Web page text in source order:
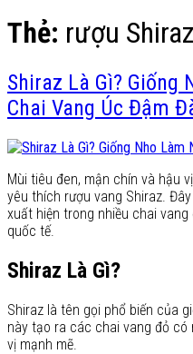
Thẻ: rượu Shiraz
Shiraz Là Gì? Giống
Chai Vang Úc Đậm
Mùi tiêu đen, mận chín và hậu
yêu thích rượu vang Shiraz.
xuất hiện trong nhiều chai
quốc tế.
Shiraz Là Gì?
Shiraz là tên gọi phổ biến của
này tạo ra các chai vang đỏ
vị mạnh mẽ.